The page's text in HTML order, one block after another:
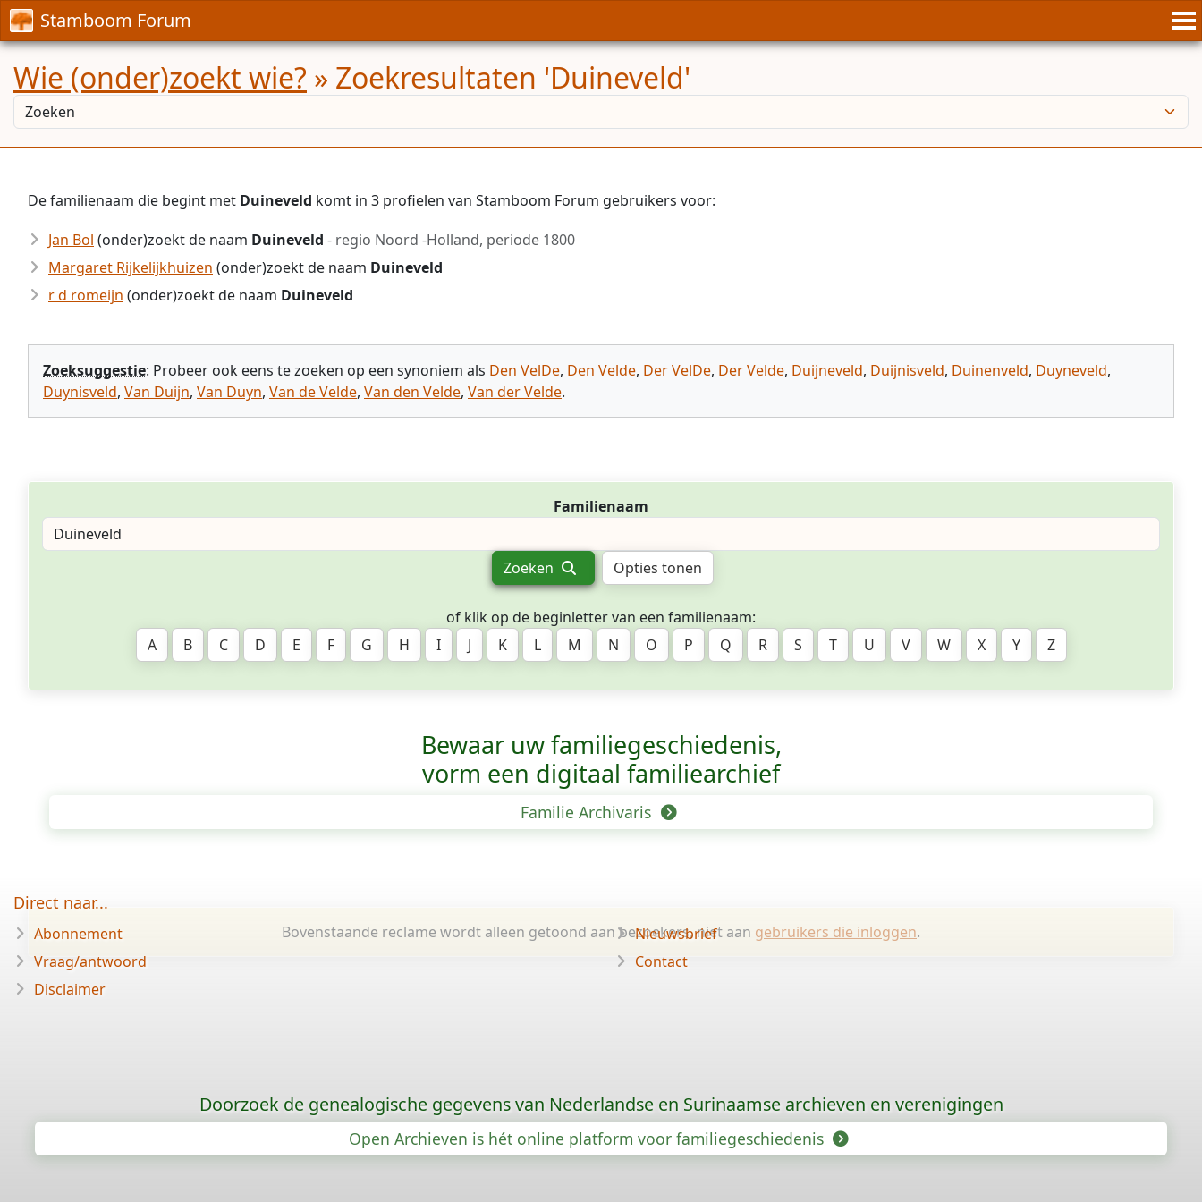
Stamboom Forum
Wie (onder)zoekt wie? » Zoekresultaten 'Duineveld'
De familienaam die begint met Duineveld komt in 3 profielen van Stamboom Forum gebruikers voor:
Jan Bol (onder)zoekt de naam Duineveld - regio Noord -Holland, periode 1800
Margaret Rijkelijkhuizen (onder)zoekt de naam Duineveld
r d romeijn (onder)zoekt de naam Duineveld
Zoeksuggestie: Probeer ook eens te zoeken op een synoniem als Den VelDe, Den Velde, Der VelDe, Der Velde, Duijneveld, Duijnisveld, Duinenveld, Duyneveld,
Duynisveld, Van Duijn, Van Duyn, Van de Velde, Van den Velde, Van der Velde.
Familienaam
Zoeken Opties tonen
of klik op de beginletter van een familienaam:
A
B C D E F G H I J K L M N O P Q R S T U V W X Y Z
Bewaar uw familie­geschiedenis,
vorm een digitaal familiearchief
Familie Archivaris
Bovenstaande reclame wordt alleen getoond aan bezoekers, niet aan gebruikers die inloggen.
Direct naar...
Abonnement
Vraag/antwoord
Disclaimer
Nieuwsbrief
Contact
Doorzoek de genealogische gegevens van Nederlandse en Surinaamse archieven en verenigingen
Open Archieven is hét online platform voor familiegeschiedenis